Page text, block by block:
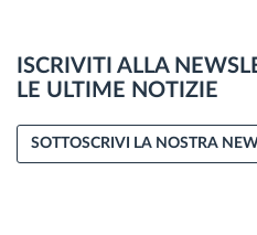
ISCRIVITI ALLA
LE ULTIME NOTIZIE
SOTTOSCRIVI LA NOSTRA